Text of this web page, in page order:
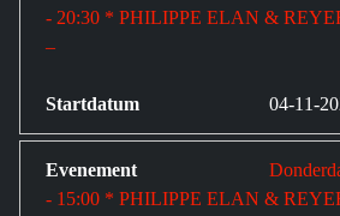
- 20:30 * PHILIPPE ELAN &
–
04-11-
- 15:00 * PHILIPPE ELAN &